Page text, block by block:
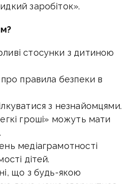
заробіток».
стосунки з дитиною
правила безпеки в
з незнайомцями.
гроші» можуть мати
медіаграмотності
дітей.
що з будь-якою